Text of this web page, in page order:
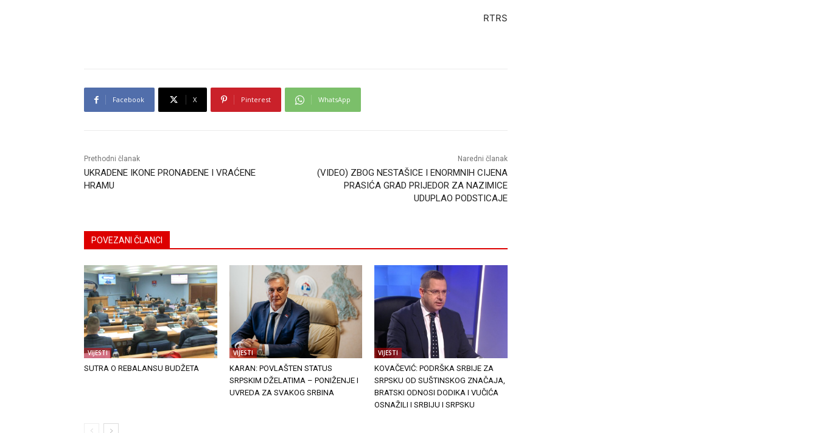
RTRS
Facebook X Pinterest WhatsApp
Prethodni članak
UKRADENE IKONE PRONAĐENE I VRAĆENE
HRAMU
Naredni članak
(VIDEO) ZBOG NESTAŠICE I ENORMNIH CIJENA
PRASIĆA GRAD PRIJEDOR ZA NAZIMICE
UDUPLAO PODSTICAJE
POVEZANI ČLANCI
VIJESTI
SUTRA O REBALANSU BUDŽETA
VIJESTI
KARAN: POVLAŠTEN STATUS
SRPSKIM DŽELATIMA – PONIŽENJE I
UVREDA ZA SVAKOG SRBINA
VIJESTI
KOVAČEVIĆ: PODRŠKA SRBIJE ZA
SRPSKU OD SUŠTINSKOG ZNAČAJA,
BRATSKI ODNOSI DODIKA I VUČIĆA
OSNAŽILI I SRBIJU I SRPSKU